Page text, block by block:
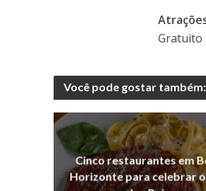
Gratuito
Você pode gostar também:
Cinco restaurantes em
Horizonte para celebrar